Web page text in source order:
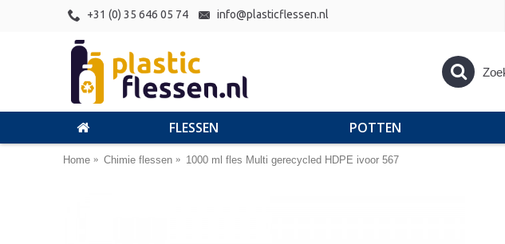
+31 (0) 35 646 05 74 info@plasticflessen.nl
FLESSEN POTTEN
Home Chimie flessen 1000 ml fles Multi gerecycled HDPE ivoor 567